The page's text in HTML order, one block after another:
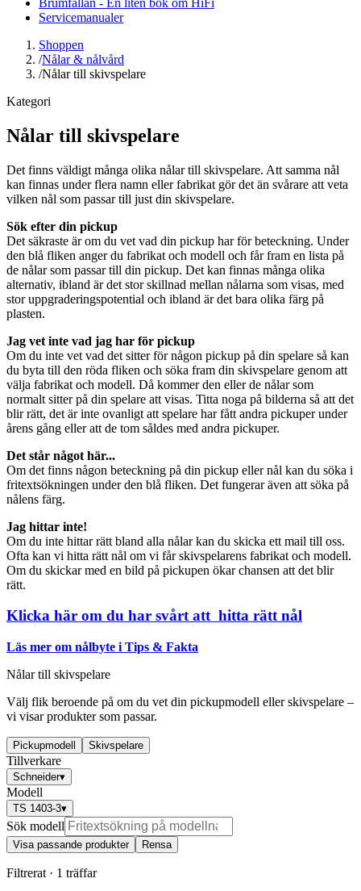
Servicemanualer
Shoppen
/Nålar & nålvård
/Nålar till skivspelare
Kategori
Nålar till skivspelare
Det finns väldigt många olika nålar till skivspelare. Att samma nål
kan finnas under flera namn eller fabrikat gör det än svårare att veta
vilken nål som passar till just din skivspelare.
Sök efter din pickup
Det säkraste är om du vet vad din pickup har för beteckning. Under
den blå fliken anger du fabrikat och modell och får fram en lista på
de nålar som passar till din pickup. Det kan finnas många olika
alternativ, ibland är det stor skillnad mellan nålarna som visas, med
stor uppgraderingspotential och ibland är det bara olika färg på
plasten.
Jag vet inte vad jag har för pickup
Om du inte vet vad det sitter för någon pickup på din spelare så kan
du byta till den röda fliken och söka fram din skivspelare genom att
välja fabrikat och modell. Då kommer den eller de nålar som
normalt sitter på din spelare att visas. Titta noga på bilderna så att det
blir rätt, det är inte ovanligt att spelare har fått andra pickuper under
årens gång eller att de tom såldes med andra pickuper.
Det står något här...
Om det finns någon beteckning på din pickup eller nål kan du söka i
fritextsökningen under den blå fliken. Det fungerar även att söka på
nålens färg.
Jag hittar inte!
Om du inte hittar rätt bland alla nålar kan du skicka ett mail till oss.
Ofta kan vi hitta rätt nål om vi får skivspelarens fabrikat och modell.
Om du skickar med en bild på pickupen ökar chansen att det blir
rätt.
Klicka här om du har svårt att hitta rätt nål
Läs mer om nålbyte i Tips & Fakta
Nålar till skivspelare
Välj flik beroende på om du vet din pickupmodell eller skivspelare –
vi visar produkter som passar.
Pickupmodell Skivspelare
Tillverkare
Schneider▾
Modell
TS 1403-3▾
Sök modell
Visa passande produkter Rensa
Filtrerat · 1 träffar